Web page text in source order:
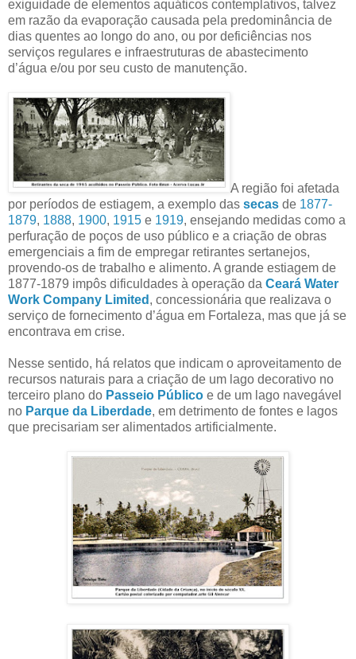
exiguidade de elementos aquáticos contemplativos, talvez
em razão da evaporação causada pela predominância de
dias quentes ao longo do ano, ou por deficiências nos
serviços regulares e infraestruturas de abastecimento
d’água e/ou por seu custo de manutenção.
A região foi afetada
por períodos de estiagem, a exemplo das secas de 1877-
1879, 1888, 1900, 1915 e 1919, ensejando medidas como a
perfuração de poços de uso público e a criação de obras
emergenciais a fim de empregar retirantes sertanejos,
provendo-os de trabalho e alimento. A grande estiagem de
1877-1879 impôs dificuldades à operação da Ceará Water
Work Company Limited , concessionária que realizava o
serviço de fornecimento d’água em Fortaleza, mas que já se
encontrava em crise.
Nesse sentido, há relatos que indicam o aproveitamento de
recursos naturais para a criação de um lago decorativo no
terceiro plano do Passeio Público e de um lago navegável
no Parque da Liberdade, em detrimento de fontes e lagos
que precisariam ser alimentados artificialmente.